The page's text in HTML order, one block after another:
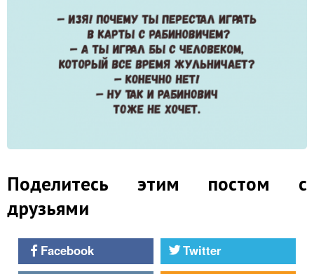
Поделитесь этим постом с
друзьями
Facebook
Twitter